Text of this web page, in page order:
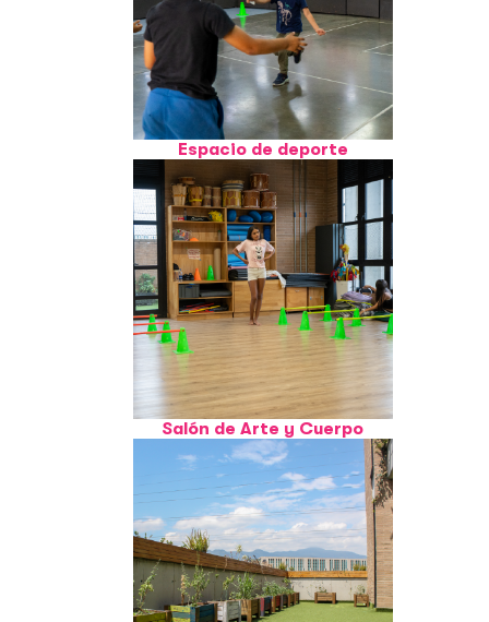
Espacio de deporte
Salón de Arte y Cuerpo